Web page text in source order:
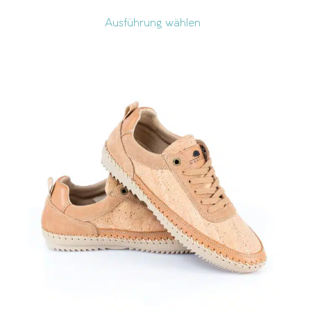
Ausführung wählen